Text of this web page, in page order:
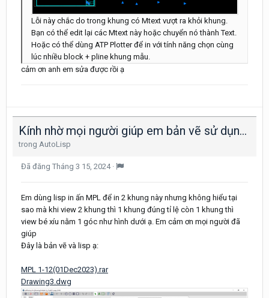
Lỗi này chắc do trong khung có Mtext vượt ra khỏi khung.
Bạn có thể edit lại các Mtext này hoặc chuyển nó thành Text.
Hoặc có thể dùng ATP Plotter để in với tính năng chọn cùng
lúc nhiều block + pline khung mẫu.
cảm ơn anh em sửa được rồi ạ
Kính nhờ mọi người giúp em bản vẽ sử dụng lisp in ấn MPL với ạ
trong AutoLisp
Đã đăng Tháng 3 15, 2024 ·
Em dùng lisp in ấn MPL để in 2 khung này nhưng không hiểu tại
sao mà khi view 2 khung thì 1 khung đúng tỉ lệ còn 1 khung thì
view bé xíu nằm 1 góc như hình dưới ạ. Em cảm ơn mọi người đã
giúp
Đây là bản vẽ và lisp ạ:
MPL 1-12(01Dec2023).rar
Drawing3.dwg